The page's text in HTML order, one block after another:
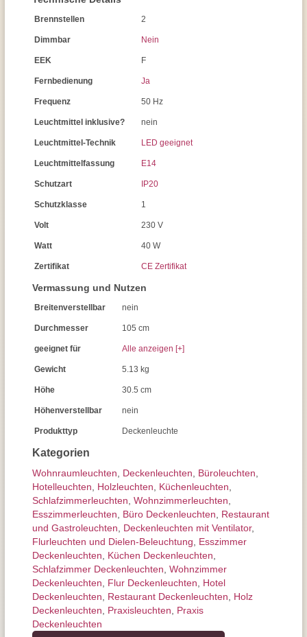
Kategorien
Wohnraum­leuchten Decken­leuchten Büroleuchten
Hotelleuchten
Holzleuchten Küchenleuchten
Schlafzimmer­leuchten Wohnzimmer­leuchten
Esszimmer­­leuchten
Büro Deckenleuchten
Restaurant
und Gastroleuchten
Deckenleuchten mit Ventilator,
Flurleuchten und Dielen-Beleuchtung
Esszimmer
Deckenleuchten
Küchen Deckenleuchten
Schlafzimmer Deckenleuchten Wohnzimmer
Deckenleuchten
Flur Deckenleuchten
Hotel
Deckenleuchten
Restaurant Deckenleuchten
Holz
Deckenleuchten
Praxisleuchten
Praxis
Deckenleuchten
Brennstellen 2
Dimmbar Nein
EEK F
Fernbedienung Ja
Frequenz 50 Hz
Leuchtmittel inklusive? nein
Leuchtmittel-Technik LED geeignet
Leuchtmittelfassung E14
Schutzart IP20
Schutzklasse 1
Volt 230 V
Watt 40 W
Zertifikat CE Zertifikat
Vermassung und Nutzen
Breitenverstellbar nein
Durchmesser 105 cm
geeignet für Alle anzeigen [+]
Gewicht 5.13 kg
Höhe 30.5 cm
Höhenverstellbar nein
Produkttyp Deckenleuchte